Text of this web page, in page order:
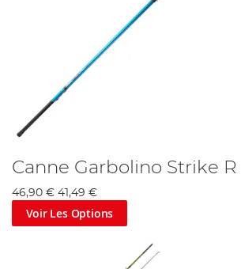
Canne Garbolino Strike R
46,90 € 41,49 €
Voir Les Options